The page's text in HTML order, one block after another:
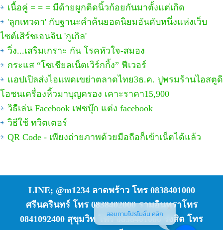
เนื้อคู่ = = = มีด้ายผูกติดนิ้วก้อยกันมาตั้งแต่เกิด
'ลูกเทวดา' กับฐานะคำค้นยอดนิยมอันดับหนึ่งแห่งเว็บ
ไซต์เสิร์ชเอนจิน 'กูเกิล'
วิ่ง...เสริมเกราะ กัน โรคหัวใจ-สมอง
กระแส “โซเชียลเน็ตเวิร์กกิ้ง” ฟีเวอร์
แอปเปิลส่งไอแพดเขย่าตลาดไทย3ธ.ค. ปูพรมร้านไอสตูดิ
โอชนเครื่องหิ้วมาบุญครอง เคาะราคา15,900
วิธีเล่น Facebook เฟซบุ๊ก แต่ง facebook
วิธีใช้ ทวิตเตอร์
QR Code - เพียงถ่ายภาพด้วยมือถือก็เข้าเน็ตได้แล้ว
LINE; @m1234 ลาดพร้าว โทร 0838401000
ศรีนครินทร์ โทร 0838402000 รามอินทราโทร
0841092400 สุขุมวิท โทร 0838401000 รังสิต โทร
สอบถามโปรโมชั่น คลิก